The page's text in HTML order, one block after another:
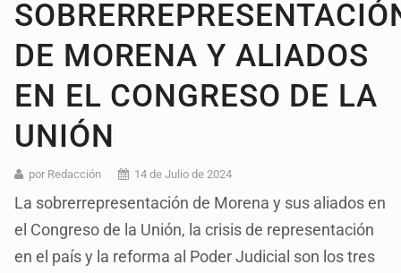
DE MORENA Y ALIADOS
EN EL CONGRESO DE LA
UNIÓN
por Redacción 14 de Julio de 2024
La sobrerrepresentación de Morena y sus aliados en
el Congreso de la Unión, la crisis de representación
en el país y la reforma al Poder Judicial son los tres